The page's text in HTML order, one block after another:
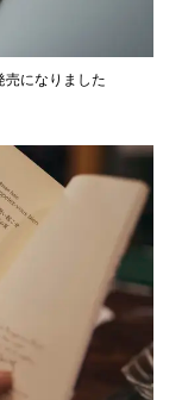
売になりました